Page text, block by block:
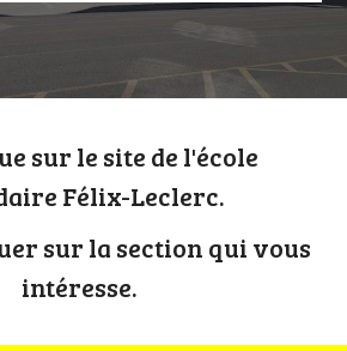
sur le site de l'école
Félix-Leclerc.
sur la section qui vous
intéresse.